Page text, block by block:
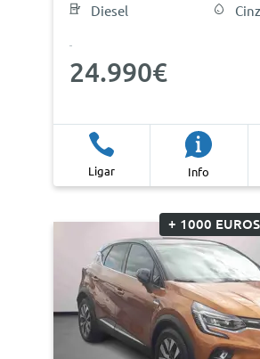
Diesel
24.990€
Ligar Info
+ 1000